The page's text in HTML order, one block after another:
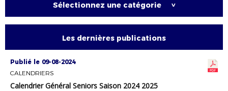
Sélectionnez une catégorie >
Les dernières publications
Publié le 09-08-2024
CALENDRIERS
Calendrier Général Seniors Saison 2024 2025